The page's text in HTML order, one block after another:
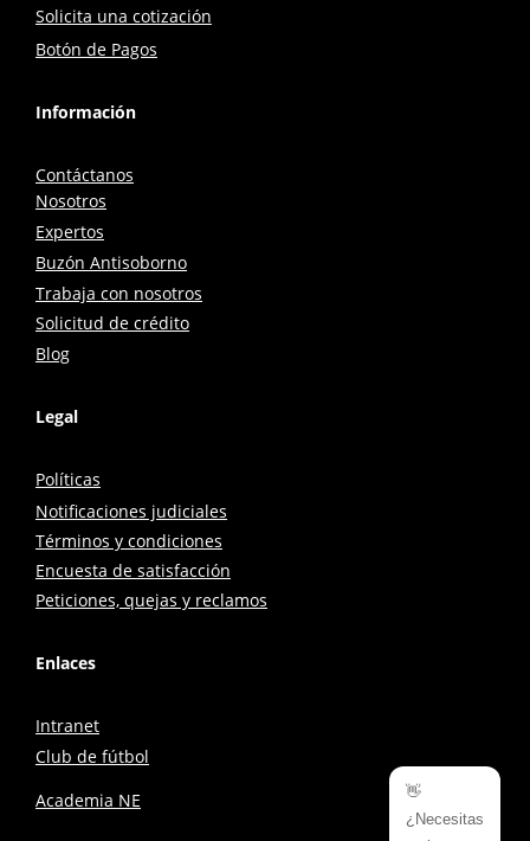
Solicita una cotización
Botón de Pagos
Información
Contáctanos
Nosotros
Expertos
Buzón Antisoborno
Trabaja con nosotros
Solicitud de crédito
Blog
Legal
Políticas
Notificaciones judiciales
Términos y condiciones
Encuesta de satisfacción
Peticiones, quejas y reclamos
Enlaces
Intranet
Club de fútbol
Academia NE
👋
¿Necesitas